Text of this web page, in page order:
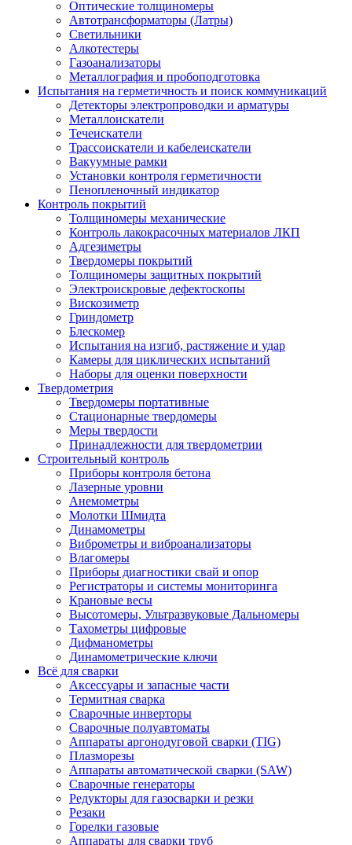
Оптические толщиномеры
Автотрансформаторы (Латры)
Светильники
Алкотестеры
Газоанализаторы
Металлография и пробоподготовка
Испытания на герметичность и поиск коммуникаций
Детекторы электропроводки и арматуры
Металлоискатели
Течеискатели
Трассоискатели и кабелеискатели
Вакуумные рамки
Установки контроля герметичности
Пенопленочный индикатор
Контроль покрытий
Толщиномеры механические
Контроль лакокрасочных материалов ЛКП
Адгезиметры
Твердомеры покрытий
Толщиномеры защитных покрытий
Электроискровые дефектоскопы
Вискозиметр
Гриндометр
Блескомер
Испытания на изгиб, растяжение и удар
Камеры для циклических испытаний
Наборы для оценки поверхности
Твердометрия
Твердомеры портативные
Стационарные твердомеры
Меры твердости
Принадлежности для твердометрии
Строительный контроль
Приборы контроля бетона
Лазерные уровни
Анемометры
Молотки Шмидта
Динамометры
Виброметры и виброанализаторы
Влагомеры
Приборы диагностики свай и опор
Регистраторы и системы мониторинга
Крановые весы
Высотомеры, Ультразвуковые Дальномеры
Тахометры цифровые
Дифманометры
Динамометрические ключи
Всё для сварки
Аксессуары и запасные части
Термитная сварка
Сварочные инверторы
Сварочные полуавтоматы
Аппараты аргонодуговой сварки (TIG)
Плазморезы
Аппараты автоматической сварки (SAW)
Сварочные генераторы
Редукторы для газосварки и резки
Резаки
Горелки газовые
Аппараты для сварки труб